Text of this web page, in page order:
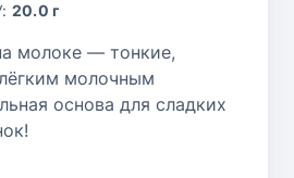
20.0 г
молоке — тонкие,
молочным
основа для сладких